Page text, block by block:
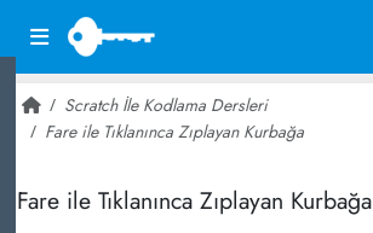
Scratch İle Kodlama Dersleri
Fare ile Tıklanınca Zıplayan Kurbağa
Fare ile Tıklanınca Zıplayan Kurbağa